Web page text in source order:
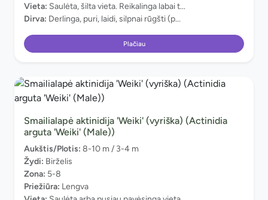
Vieta: Saulėta, šilta vieta. Reikalinga labai t...
Dirva: Derlinga, puri, laidi, silpnai rūgšti (p...
Plačiau
Smailialapė aktinidija 'Weiki' (vyriška) (Actinidia
arguta 'Weiki' (Male))
Aukštis/Plotis: 8-10 m / 3-4 m
Žydi: Birželis
Zona: 5-8
Priežiūra: Lengva